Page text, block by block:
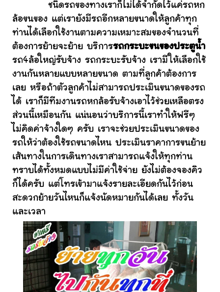
ชนิดรถของทางเราก็ไม่ได้จำกัดไว้แค่รถหก
ล้อขนของ แต่เรายังมีรถอีกหลายขนาดให้ลูกค้าทุก
ท่านได้เลือกใช้งานตามความเหมาะสมของจำนวนที่
ต้องการย้ายจะย้าย บริการรถกระบะขนของประตูน้ำ
รถ4ล้อใหญ่รับจ้าง รถกระบะรับจ้าง เรามีให้เลือกใช้
งานกันหลายแบบหลายขนาด ตามที่ลูกค้าต้องการ
เลย หรือถ้าตัวลูกค้าไม่สามารถประเมินขนาดของรถ
ได้ เราก็มีทีมงานรถหกล้อรับจ้างเอาไว้ช่วยเหลือตรง
ส่วนนี้เหมือนกัน แน่นอนว่าบริการนี้เราทำให้ฟรีๆ
ไม่คิดค่าจ้างใดๆ ครับ เราจะช่วยประเมินขนาดของ
รถให้ว่าต้องใช้รถขนาดไหน ประเมินราคาการขนย้าย
เส้นทางในการเดินทางเราสามารถแจ้งให้ทุกท่าน
ทราบได้ทั้งหมดแบบไม่มีค่าใช้จ่าย ยังไม่ต้องจองคิว
ก็ได้ครับ แต่โทรเข้ามาแจ้งรายละเอียดกันไว้ก่อน
สะดวกย้ายวันไหนก็แจ้งนัดหมายกันได้เลย ทั้งวัน
และเวลา